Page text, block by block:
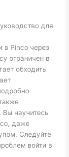
для
в Pinco через
ограничен в
обходить
Вы научитесь
даже
Следуйте
войти в